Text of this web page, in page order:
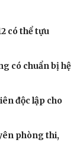
có thể tựu
có chuẩn bị hệ
độc lập cho
phòng thi,